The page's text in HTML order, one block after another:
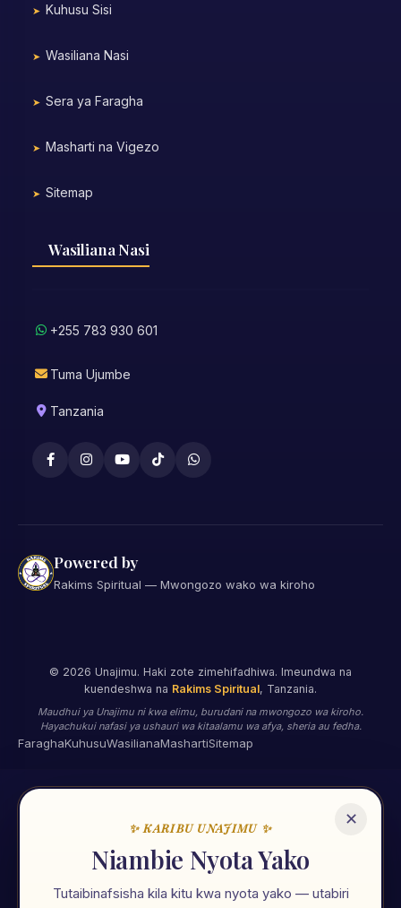
Kuhusu Sisi
Wasiliana Nasi
Sera ya Faragha
Masharti na Vigezo
Sitemap
Wasiliana Nasi
+255 783 930 601
Tuma Ujumbe
Tanzania
Powered by
Rakims Spiritual — Mwongozo wako wa kiroho
© 2026 Unajimu. Haki zote zimehifadhiwa. Imeundwa na
kuendeshwa na Rakims Spiritual, Tanzania.
Maudhui ya Unajimu ni kwa elimu, burudani na mwongozo wa kiroho.
Hayachukui nafasi ya ushauri wa kitaalamu wa afya, sheria au fedha.
FaraghaKuhusuWasilianaMashartiSitemap
✕
✨ KARIBU UNAJIMU ✨
Niambie Nyota Yako
Tutaibinafsisha kila kitu kwa nyota yako — utabiri
🌟